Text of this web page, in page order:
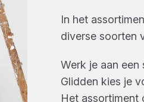
In het
diverse soorten
Werk je aan
Glidden kies je
Het assortiment